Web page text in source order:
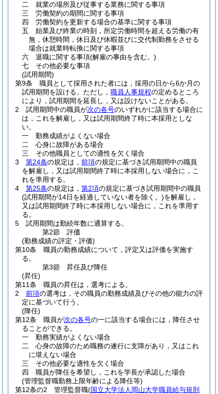
二
就業の場所及び従事する業務に関する事項
三
労働契約の期間に関する事項
四
労働契約を更新する場合の基準に関する事項
五
始業及び終業の時刻，所定労働時間を超える労働の有
無，休憩時間，休日及び休暇並びに交代制勤務をさせる
場合は就業時転換に関する事項
六
退職に関する事項(解雇の事由を含む。)
七
その他必要な事項
(試用期間)
第9条
職員として採用された者には，採用の日から6か月の
試用期間を設ける。 ただし， 職員人事規程の定めるところ
により，試用期間を延長し，又は設けないことがある。
2
試用期間中の職員が次の各号のいずれかに該当する場合に
は，これを解雇し，又は試用期間終了時に本採用としな
い。
一
勤務成績がよくない場合
二
心身に故障がある場合
三
その他職員としての適性を欠く場合
3
第24条の規定は， 前項の規定に基づき試用期間中の職員
を解雇し，又は試用期間終了時に本採用しない場合に，こ
れを準用する。
4
第25条の規定は， 第2項の規定に基づき試用期間中の職員
(試用期間が14日を経過していない者を除く。)を解雇し，
又は試用期間終了時に本採用しない場合に，これを準用す
る。
5
試用期間は勤続年数に通算する。
第2節
評価
(勤務成績の評定・評価)
第10条
職員の勤務成績について，評定又は評価を実施す
る。
第3節
昇任及び降任
(昇任)
第11条
職員の昇任は，選考による。
2
前項の選考は，その職員の勤務成績及びその他の能力の評
定に基づいて行う。
(降任)
第12条
職員が次の各号の一に該当する場合には，降任させ
ることができる。
一
勤務実績がよくない場合
二
心身の故障のため職務の遂行に支障があり，又はこれ
に堪えない場合
三
その他必要な適性を欠く場合
四
職員が降任を希望し，これを学長が承認した場合
(管理監督職勤務上限年齢による降任等)
第12条の2
管理監督職(国立大学法人岡山大学職員給与規則